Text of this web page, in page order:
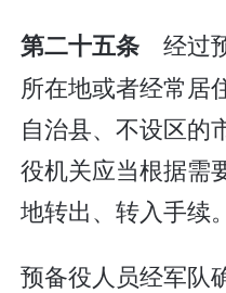
第二十五条经过
所在地或者经常居
自治县、不设区的
役机关应当根据需
地转出、转入手续。
预备役人员经军队